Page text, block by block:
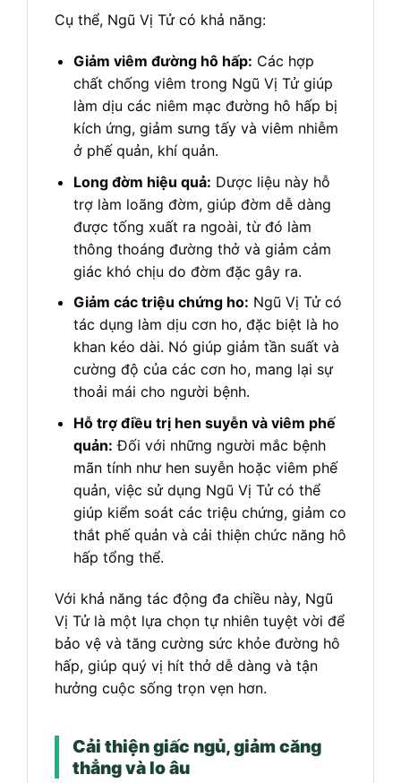
Cụ thể, Ngũ Vị Tử có khả năng:
Giảm viêm đường hô hấp: Các hợp
chất chống viêm trong Ngũ Vị Tử giúp
làm dịu các niêm mạc đường hô hấp bị
kích ứng, giảm sưng tấy và viêm nhiễm
ở phế quản, khí quản.
Long đờm hiệu quả: Dược liệu này hỗ
trợ làm loãng đờm, giúp đờm dễ dàng
được tống xuất ra ngoài, từ đó làm
thông thoáng đường thở và giảm cảm
giác khó chịu do đờm đặc gây ra.
Giảm các triệu chứng ho: Ngũ Vị Tử có
tác dụng làm dịu cơn ho, đặc biệt là ho
khan kéo dài. Nó giúp giảm tần suất và
cường độ của các cơn ho, mang lại sự
thoải mái cho người bệnh.
Hỗ trợ điều trị hen suyễn và viêm phế
quản: Đối với những người mắc bệnh
mãn tính như hen suyễn hoặc viêm phế
quản, việc sử dụng Ngũ Vị Tử có thể
giúp kiểm soát các triệu chứng, giảm co
thắt phế quản và cải thiện chức năng hô
hấp tổng thể.
Với khả năng tác động đa chiều này, Ngũ
Vị Tử là một lựa chọn tự nhiên tuyệt vời để
bảo vệ và tăng cường sức khỏe đường hô
hấp, giúp quý vị hít thở dễ dàng và tận
hưởng cuộc sống trọn vẹn hơn.
Cải thiện giấc ngủ, giảm căng
thẳng và lo âu